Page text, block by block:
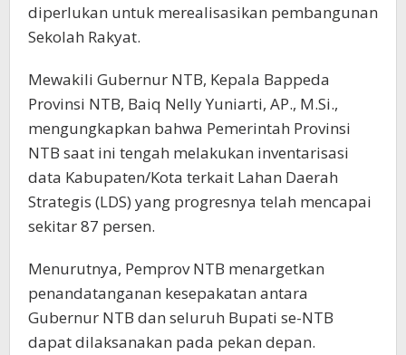
diperlukan untuk merealisasikan pembangunan
Sekolah Rakyat.
Mewakili Gubernur NTB, Kepala Bappeda
Provinsi NTB, Baiq Nelly Yuniarti, AP., M.Si.,
mengungkapkan bahwa Pemerintah Provinsi
NTB saat ini tengah melakukan inventarisasi
data Kabupaten/Kota terkait Lahan Daerah
Strategis (LDS) yang progresnya telah mencapai
sekitar 87 persen.
Menurutnya, Pemprov NTB menargetkan
penandatanganan kesepakatan antara
Gubernur NTB dan seluruh Bupati se-NTB
dapat dilaksanakan pada pekan depan.